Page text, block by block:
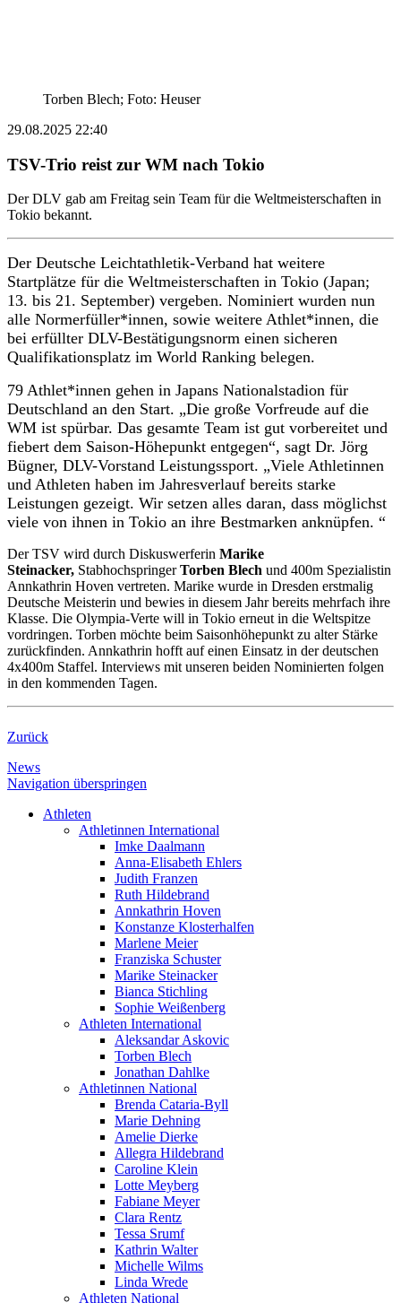
Torben Blech; Foto: Heuser
29.08.2025 22:40
TSV-Trio reist zur WM nach Tokio
Der DLV gab am Freitag sein Team für die Weltmeisterschaften in
Tokio bekannt.
Der Deutsche Leichtathletik-Verband hat weitere
Startplätze für die Weltmeisterschaften in Tokio (Japan;
13. bis 21. September) vergeben. Nominiert wurden nun
alle Normerfüller*innen, sowie weitere Athlet*innen, die
bei erfüllter DLV-Bestätigungsnorm einen sicheren
Qualifikationsplatz im World Ranking belegen.
79 Athlet*innen gehen in Japans Nationalstadion für
Deutschland an den Start. „Die große Vorfreude auf die
WM ist spürbar. Das gesamte Team ist gut vorbereitet und
fiebert dem Saison-Höhepunkt entgegen“, sagt Dr. Jörg
Bügner, DLV-Vorstand Leistungssport. „Viele Athletinnen
und Athleten haben im Jahresverlauf bereits starke
Leistungen gezeigt. Wir setzen alles daran, dass möglichst
viele von ihnen in Tokio an ihre Bestmarken anknüpfen. “
Der TSV wird durch Diskuswerferin Marike
Steinacker, StabhochspringerTorben Blech und 400m Spezialistin
Annkathrin Hoven vertreten. Marike wurde in Dresden erstmalig
Deutsche Meisterin und bewies in diesem Jahr bereits mehrfach ihre
Klasse. Die Olympia-Verte will in Tokio erneut in die Weltspitze
vordringen. Torben möchte beim Saisonhöhepunkt zu alter Stärke
zurückfinden. Annkathrin hofft auf einen Einsatz in der deutschen
4x400m Staffel. Interviews mit unseren beiden Nominierten folgen
in den kommenden Tagen.
Zurück
News
Navigation überspringen
Athleten
Athletinnen International
Imke Daalmann
Anna-Elisabeth Ehlers
Judith Franzen
Ruth Hildebrand
Annkathrin Hoven
Konstanze Klosterhalfen
Marlene Meier
Franziska Schuster
Marike Steinacker
Bianca Stichling
Sophie Weißenberg
Athleten International
Aleksandar Askovic
Torben Blech
Jonathan Dahlke
Athletinnen National
Brenda Cataria-Byll
Marie Dehning
Amelie Dierke
Allegra Hildebrand
Caroline Klein
Lotte Meyberg
Fabiane Meyer
Clara Rentz
Tessa Srumf
Kathrin Walter
Michelle Wilms
Linda Wrede
Athleten National